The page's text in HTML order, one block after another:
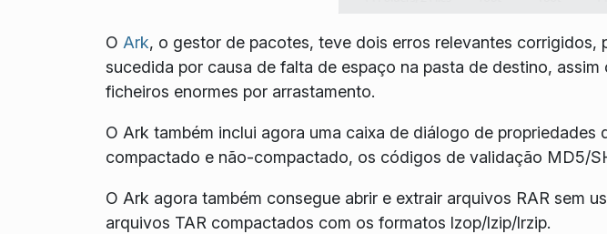
O Ark, o gestor de pacotes, teve dois erros relevantes
sucedida por causa de falta de espaço na pasta de destino,
ficheiros enormes por arrastamento.
O Ark também inclui agora uma caixa de diálogo de
compactado e não-compactado, os códigos de validação MD5/
O Ark agora também consegue abrir e extrair arquivos RAR sem
arquivos TAR compactados com os formatos lzop/lzip/lrzip.